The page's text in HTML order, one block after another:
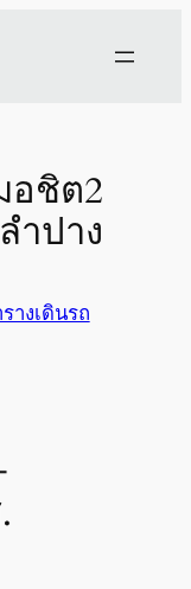
อชิต2
ำปาง
างเดินรถ